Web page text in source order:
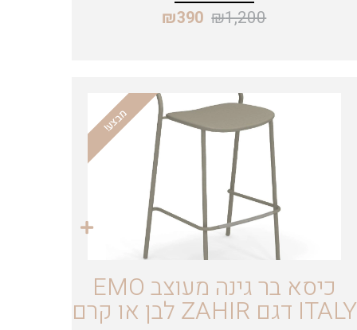
₪1,200
₪390
מבצע!
כיסא בר גינה מעוצב EMO
ITALY דגם ZAHIR לבן או קרם